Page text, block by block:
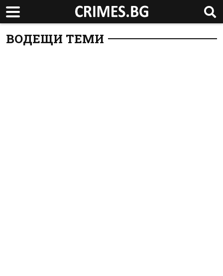
ВОДЕЩИ ТЕМИ